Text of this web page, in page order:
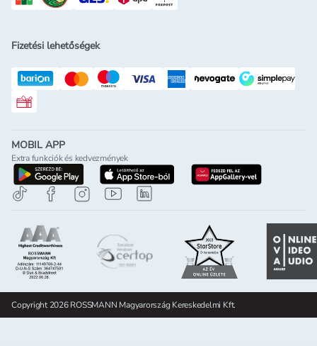
Fizetési lehetőségek
Rossmann ajándékkártya
MOBIL APP
Extra funkciók és kedvezmények
letöltés a google-play-rölletöltés az app-store-ból
letöltés
Copyright 2026 ROSSMANN Magyarország Kereskedelmi Kft.